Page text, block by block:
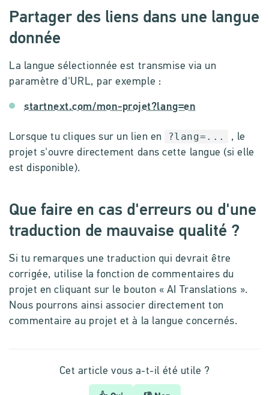
Partager des liens dans une langue
donnée
La langue sélectionnée est transmise via un
paramètre d'URL, par exemple :
startnext.com/mon-projet?lang=en
Lorsque tu cliques sur un lien en ?lang=...
, le
projet s'ouvre directement dans cette langue (si elle
est disponible).
Que faire en cas d'erreurs ou d'une
traduction de mauvaise qualité ?
Si tu remarques une traduction qui devrait être
corrigée, utilise la fonction de commentaires du
projet en cliquant sur le bouton « AI Translations ».
Nous pourrons ainsi associer directement ton
commentaire au projet et à la langue concernés.
Cet article vous a-t-il été utile ?